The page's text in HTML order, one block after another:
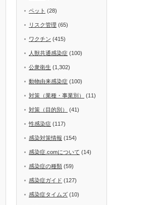
ペット (28)
リスク管理 (65)
ワクチン (415)
人獣共通感染症 (100)
公衆衛生 (1,302)
動物由来感染症 (100)
対策（業種・事業別） (11)
対策（目的別） (41)
性感染症 (117)
感染対策情報 (154)
感染症.comについて (14)
感染症の種類 (59)
感染症ガイド (127)
感染症タイムズ (10)